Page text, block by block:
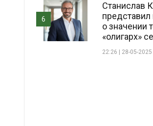
Станислав
о значении
«олигарх»
22:26 | 28-05-2025
6